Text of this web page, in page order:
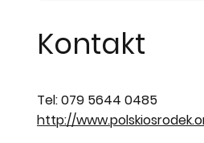
Kontakt
Tel: 079 5644 0485
http://